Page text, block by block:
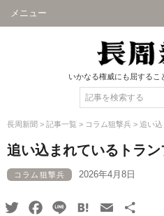
メニュー
いかなる権威にも屈するこ
長周新聞 > 記事一覧 > コラム狙撃兵 > 追い
追い込まれているトラン
コラム狙撃兵 2026年4月8日
TwitterFacebook
Line HatenaEmail